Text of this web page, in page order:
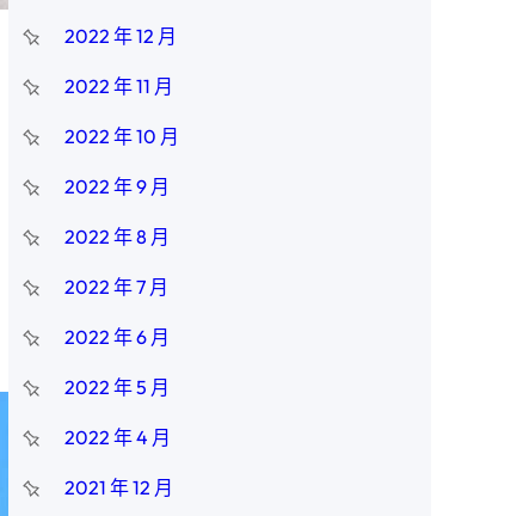
2022 年 12 月
2022 年 11 月
2022 年 10 月
2022 年 9 月
2022 年 8 月
2022 年 7 月
2022 年 6 月
2022 年 5 月
2022 年 4 月
2021 年 12 月